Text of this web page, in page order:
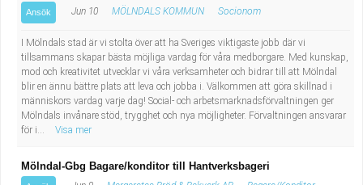
Ansök Jun 10 MÖLNDALS KOMMUN Socionom
I Mölndals stad är vi stolta över att ha Sveriges viktigaste jobb där vi
tillsammans skapar bästa möjliga vardag för våra medborgare. Med kunskap,
mod och kreativitet utvecklar vi våra verksamheter och bidrar till att Mölndal
blir en ännu bättre plats att leva och jobba i. Välkommen att göra skillnad i
människors vardag varje dag! Social- och arbetsmarknadsförvaltningen ger
Mölndals invånare stöd, trygghet och nya möjligheter. Förvaltningen ansvarar
för i...
Visa mer
Mölndal-Gbg Bagare/konditor till Hantverksbageri